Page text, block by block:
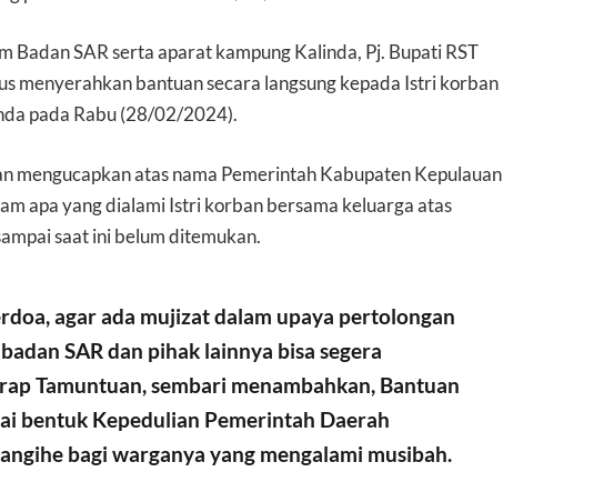
Badan SAR serta aparat kampung Kalinda, Pj. Bupati RST
menyerahkan bantuan secara langsung kepada Istri korban
pada Rabu (28/02/2024).
mengucapkan atas nama Pemerintah Kabupaten Kepulauan
apa yang dialami Istri korban bersama keluarga atas
saat ini belum ditemukan.
agar ada mujizat dalam upaya pertolongan
SAR dan pihak lainnya bisa segera
Tamuntuan, sembari menambahkan, Bantuan
bentuk Kepedulian Pemerintah Daerah
bagi warganya yang mengalami musibah.